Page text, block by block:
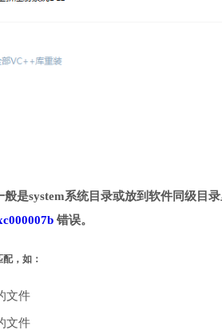
是system系统目录或放到软件同级目
错误。
，如：
文件
文件